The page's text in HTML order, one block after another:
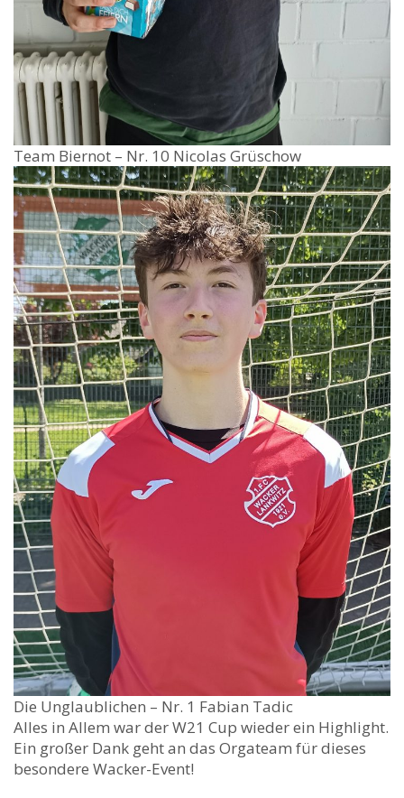
Team Biernot – Nr. 10 Nicolas Grüschow
Die Unglaublichen – Nr. 1 Fabian Tadic
Alles in Allem war der W21 Cup wieder ein Highlight.
Ein großer Dank geht an das Orgateam für dieses
besondere Wacker-Event!